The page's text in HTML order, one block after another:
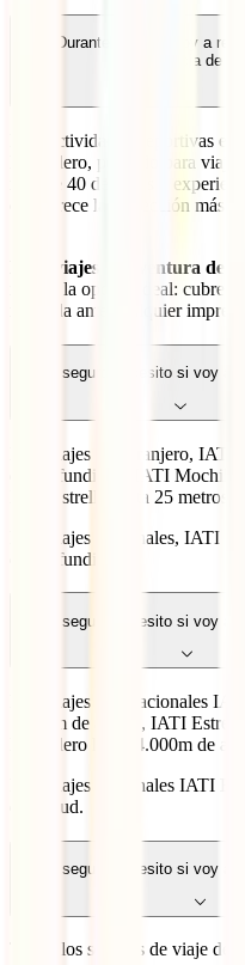
Durante mi viaje voy a
asistencia de
Para actividades deportivas
Mochilero, pensado para
más de 40 deportes y
que ofrece la protección más
Para viajes de aventura
resulta la opción ideal: cubre
respalda ante cualquier
¿Qué seguro necesito si voy a
Para viajes al extranjero, IATI
de profundidad, IATI
IATI Estrella hasta 25 metros
Para viajes nacionales, IATI
de profundidad.
¿Qué seguro necesito si voy a
Para viajes internacionales
1.500m de altitud, IATI
Mochilero hasta 4.000m de
Para viajes nacionales IATI
de altitud.
¿Qué seguro necesito si voy a
Todos los seguros de viaje